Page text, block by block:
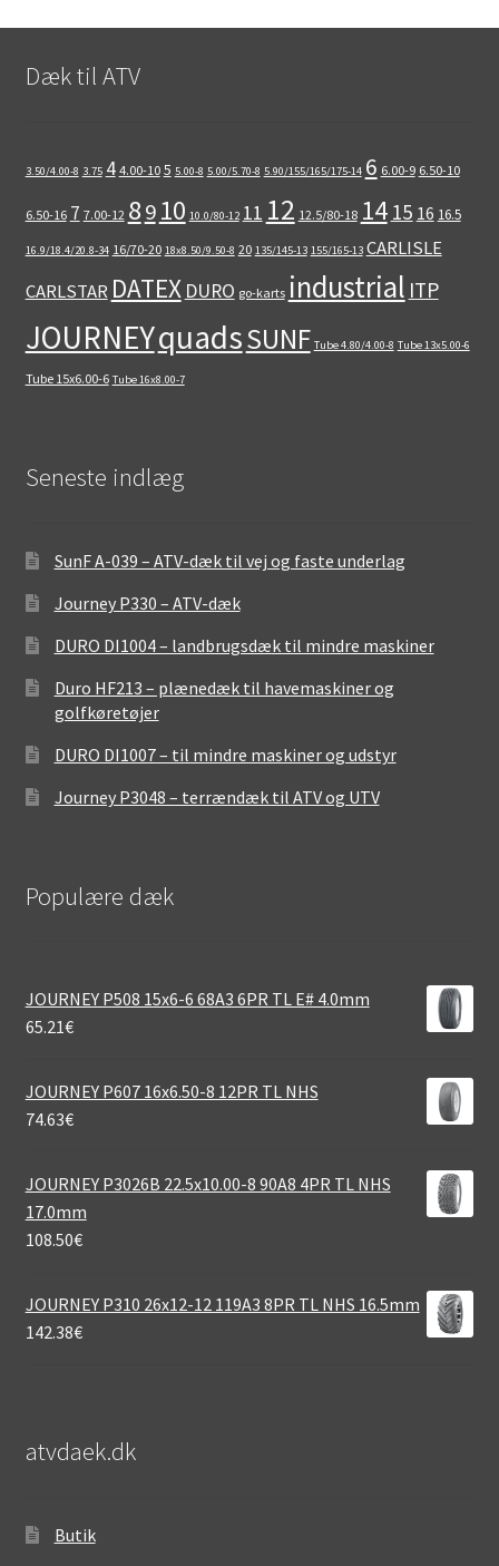
Dæk til ATV
3.50/4.00-8 3.75 4 4.00-10 5 5.00-8 5.00/5.70-8 5.90/155/165/175-14 6 6.00-9 6.50-10
6.50-16 7 7.00-12 89 10 10.0/80-12 11 12 12.5/80-18 14 15 16 16.5
16.9/18.4/20.8-34 16/70-20 18x8.50/9.50-8 20 135/145-13 155/165-13 CARLISLE
CARLSTAR DATEX DURO go-karts industrial ITP
JOURNEYquadsSUNF Tube 4.80/4.00-8 Tube 13x5.00-6
Tube 15x6.00-6 Tube 16x8.00-7
Seneste indlæg
SunF A-039 – ATV-dæk til vej og faste underlag
Journey P330 – ATV-dæk
DURO DI1004 – landbrugsdæk til mindre maskiner
Duro HF213 – plænedæk til havemaskiner og
golfkøretøjer
DURO DI1007 – til mindre maskiner og udstyr
Journey P3048 – terrændæk til ATV og UTV
Populære dæk
JOURNEY P508 15x6-6 68A3 6PR TL E# 4.0mm
65.21€
JOURNEY P607 16x6.50-8 12PR TL NHS
74.63€
JOURNEY P3026B 22.5x10.00-8 90A8 4PR TL NHS
17.0mm
108.50€
JOURNEY P310 26x12-12 119A3 8PR TL NHS 16.5mm
142.38€
atvdaek.dk
Butik